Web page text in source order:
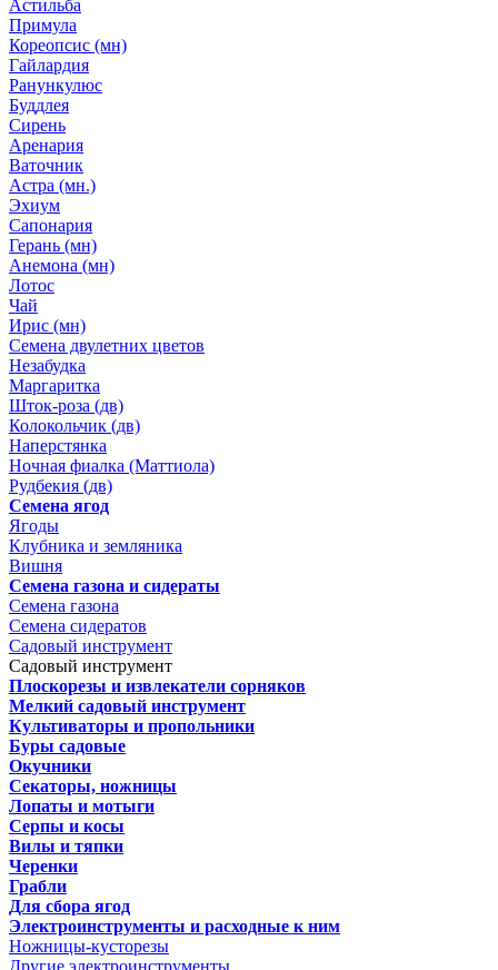
Астильба
Примула
Кореопсис (мн)
Гайлардия
Ранункулюс
Буддлея
Сирень
Аренария
Ваточник
Астра (мн.)
Эхиум
Сапонария
Герань (мн)
Анемона (мн)
Лотос
Чай
Ирис (мн)
Семена двулетних цветов
Незабудка
Маргаритка
Шток-роза (дв)
Колокольчик (дв)
Наперстянка
Ночная фиалка (Маттиола)
Рудбекия (дв)
Семена ягод
Ягоды
Клубника и земляника
Вишня
Семена газона и сидераты
Семена газона
Семена сидератов
Садовый инструмент
Садовый инструмент
Плоскорезы и извлекатели сорняков
Мелкий садовый инструмент
Культиваторы и пропольники
Буры садовые
Окучники
Секаторы, ножницы
Лопаты и мотыги
Серпы и косы
Вилы и тяпки
Черенки
Грабли
Для сбора ягод
Электроинструменты и расходные к ним
Ножницы-кусторезы
Другие электроинструменты